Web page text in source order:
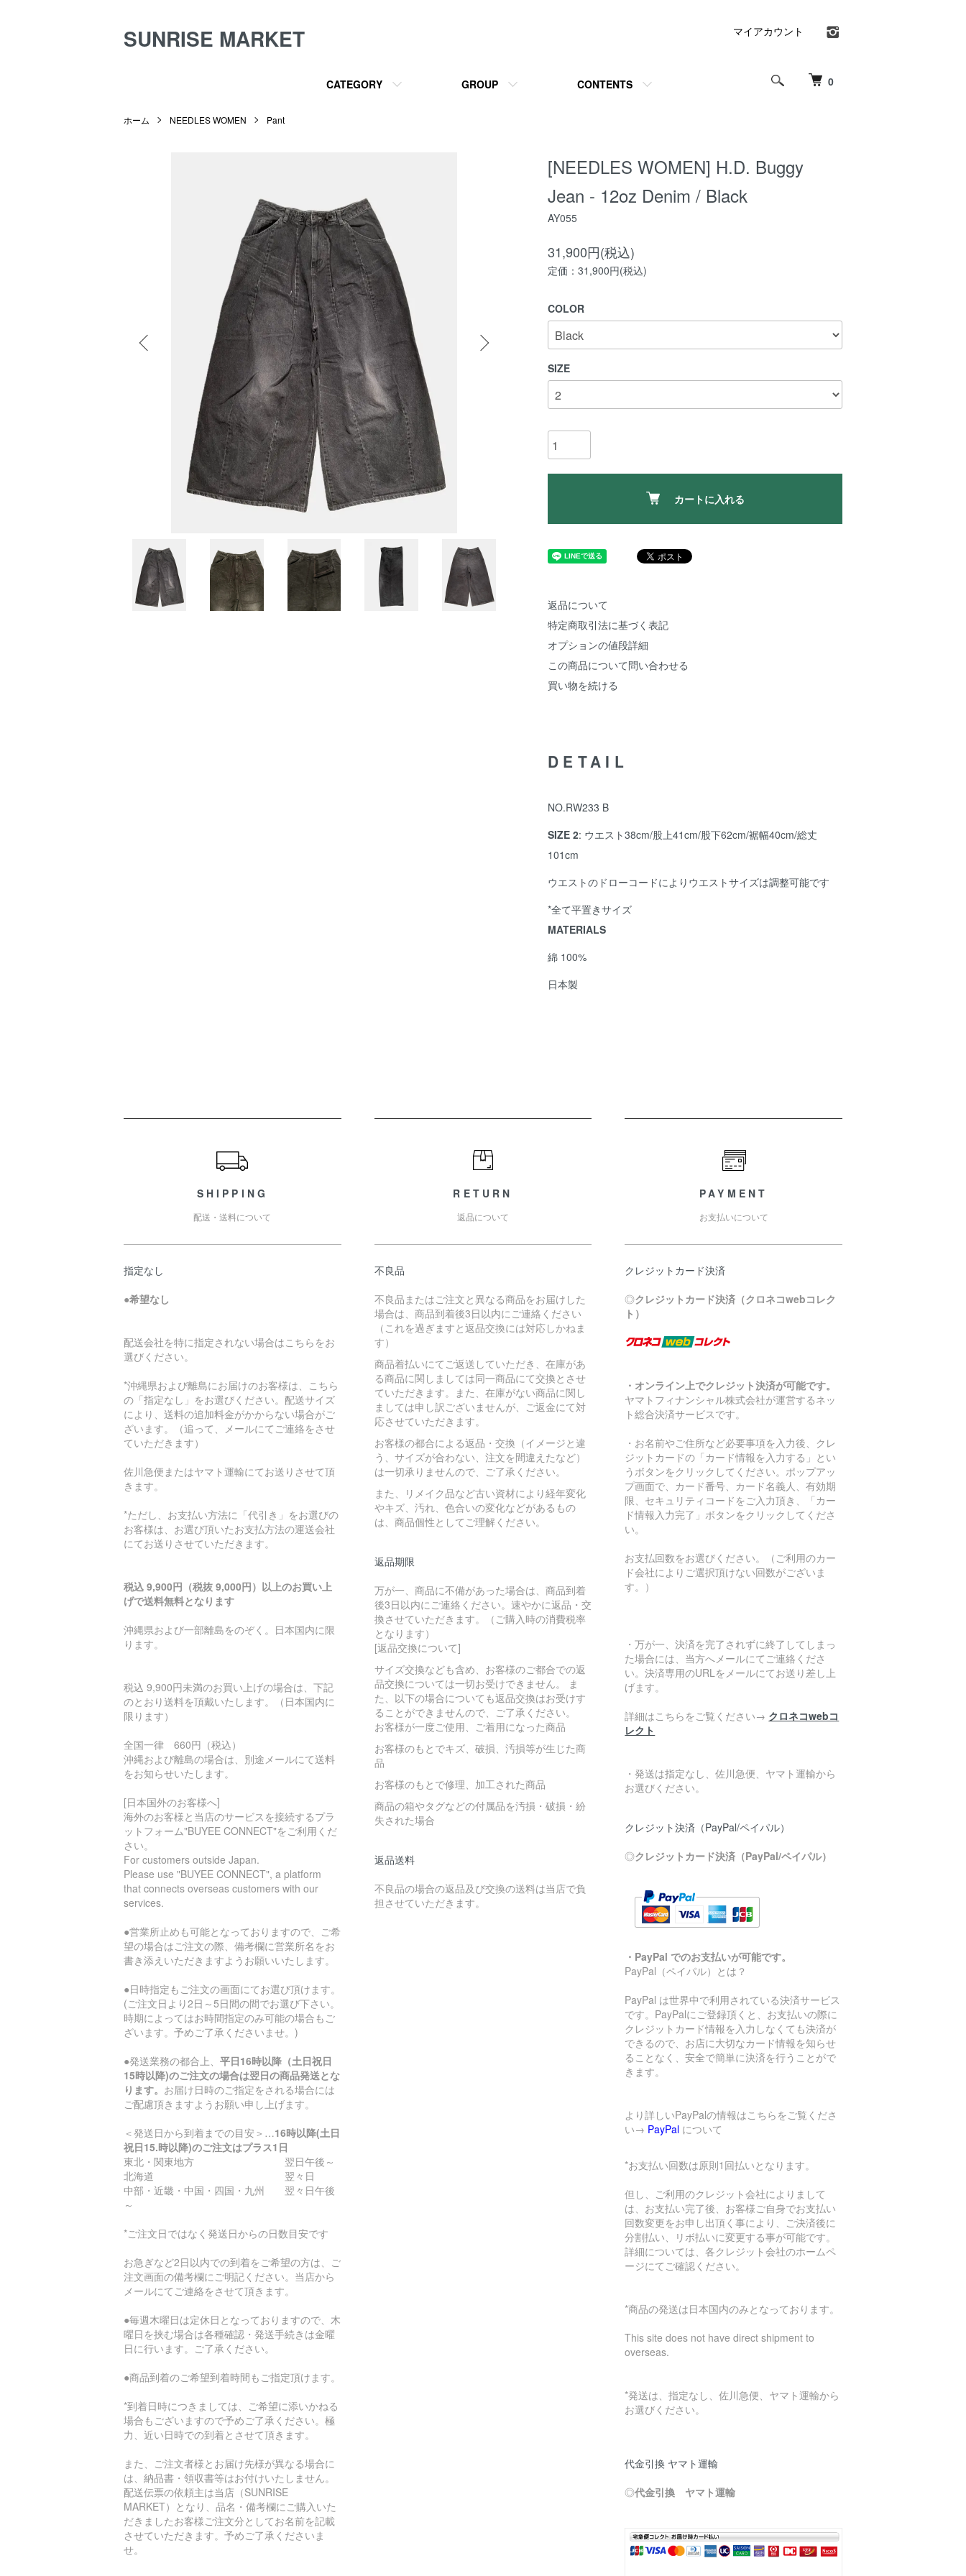
SUNRISE MARKET
0
CATEGORY GROUP CONTENTS
マイアカウント
ホーム NEEDLES WOMEN Pant
[NEEDLES WOMEN] H.D. Buggy
Jean - 12oz Denim / Black
AY055
31,900円(税込)
定価：31,900円(税込)
COLOR
SIZE
カートに入れる
返品について
特定商取引法に基づく表記
オプションの値段詳細
この商品について問い合わせる
買い物を続ける
DETAIL
NO.RW233 B
SIZE 2: ウエスト38cm/股上41cm/股下62cm/裾幅40cm/総丈
101cm
ウエストのドローコードによりウエストサイズは調整可能です
*全て平置きサイズ
MATERIALS
綿 100%
日本製
SHIPPING
配送・送料について
指定なし
●希望なし
配送会社を特に指定されない場合はこちらをお
選びください。
*沖縄県および離島にお届けのお客様は、こちら
の「指定なし」をお選びください。配送サイズ
により、送料の追加料金がかからない場合がご
ざいます。（追って、メールにてご連絡をさせ
ていただきます）
佐川急便またはヤマト運輸にてお送りさせて頂
きます。
*ただし、お支払い方法に「代引き」をお選びの
お客様は、お選び頂いたお支払方法の運送会社
にてお送りさせていただきます。
税込 9,900円（税抜 9,000円）以上のお買い上
げで送料無料となります
沖縄県および一部離島をのぞく。日本国内に限
ります。
税込 9,900円未満のお買い上げの場合は、下記
のとおり送料を頂戴いたします。（日本国内に
限ります）
全国一律 660円（税込）
沖縄および離島の場合は、別途メールにて送料
をお知らせいたします。
[日本国外のお客様へ]
海外のお客様と当店のサービスを接続するプラ
ットフォーム"BUYEE CONNECT"をご利用くだ
さい。
For customers outside Japan.
Please use "BUYEE CONNECT", a platform
that connects overseas customers with our
services.
●営業所止めも可能となっておりますので、ご希
望の場合はご注文の際、備考欄に営業所名をお
書き添えいただきますようお願いいたします。
●日時指定もご注文の画面にてお選び頂けます。
(ご注文日より2日～5日間の間でお選び下さい。
時期によってはお時間指定のみ可能の場合もご
ざいます。予めご了承くださいませ。)
●発送業務の都合上、 平日16時以降（土日祝日
15時以降)のご注文の場合は翌日の商品発送とな
ります。 お届け日時のご指定をされる場合には
ご配慮頂きますようお願い申し上げます。
＜発送日から到着までの目安＞…16時以降(土日
祝日15.時以降)のご注文はプラス1日
東北・関東地方 翌日午後～
北海道 翌々日
中部・近畿・中国・四国・九州 翌々日午後
～
*ご注文日ではなく発送日からの日数目安です
お急ぎなど2日以内での到着をご希望の方は、ご
注文画面の備考欄にご明記ください。当店から
メールにてご連絡をさせて頂きます。
●毎週木曜日は定休日となっておりますので、木
曜日を挟む場合は各種確認・発送手続きは金曜
日に行います。ご了承ください。
●商品到着のご希望到着時間もご指定頂けます。
*到着日時につきましては、ご希望に添いかねる
場合もございますので予めご了承ください。極
力、近い日時での到着とさせて頂きます。
また、ご注文者様とお届け先様が異なる場合に
は、納品書・領収書等はお付けいたしません。
配送伝票の依頼主は当店（SUNRISE
MARKET）となり、品名・備考欄にご購入いた
だきましたお客様ご注文分としてお名前を記載
させていただきます。予めご了承くださいま
せ。
RETURN
返品について
不良品
不良品またはご注文と異なる商品をお届けした
場合は、商品到着後3日以内にご連絡ください
（これを過ぎますと返品交換には対応しかねま
す）
商品着払いにてご返送していただき、在庫があ
る商品に関しましては同一商品にて交換とさせ
ていただきます。また、在庫がない商品に関し
ましては申し訳ございませんが、ご返金にて対
応させていただきます。
お客様の都合による返品・交換（イメージと違
う、サイズが合わない、注文を間違えたなど）
は一切承りませんので、ご了承ください。
また、リメイク品など古い資材により経年変化
やキズ、汚れ、色合いの変化などがあるもの
は、商品個性としてご理解ください。
返品期限
万が一、商品に不備があった場合は、商品到着
後3日以内にご連絡ください。速やかに返品・交
換させていただきます。（ご購入時の消費税率
となります）
[返品交換について]
サイズ交換なども含め、お客様のご都合での返
品交換については一切お受けできません。 ま
た、以下の場合についても返品交換はお受けす
ることができませんので、ご了承ください。
お客様が一度ご使用、ご着用になった商品
お客様のもとでキズ、破損、汚損等が生じた商
品
お客様のもとで修理、加工された商品
商品の箱やタグなどの付属品を汚損・破損・紛
失された場合
返品送料
不良品の場合の返品及び交換の送料は当店で負
担させていただきます。
PAYMENT
お支払いについて
クレジットカード決済
◎クレジットカード決済（クロネコwebコレク
ト）
・オンライン上でクレジット決済が可能です。
ヤマトフィナンシャル株式会社が運営するネッ
ト総合決済サービスです。
・お名前やご住所など必要事項を入力後、クレ
ジットカードの「カード情報を入力する」とい
うボタンをクリックしてください。ポップアッ
プ画面で、カード番号、カード名義人、有効期
限、セキュリティコードをご入力頂き、「カー
ド情報入力完了」ボタンをクリックしてくださ
い。
お支払回数をお選びください。（ご利用のカー
ド会社によりご選択頂けない回数がございま
す。）
・万が一、決済を完了されずに終了してしまっ
た場合には、当方へメールにてご連絡くださ
い。決済専用のURLをメールにてお送り差し上
げます。
詳細はこちらをご覧ください→ クロネコwebコ
レクト
・発送は指定なし、佐川急便、ヤマト運輸から
お選びください。
クレジット決済（PayPal/ペイパル）
◎クレジットカード決済（PayPal/ペイパル）
・PayPal でのお支払いが可能です。
PayPal（ペイパル）とは？
PayPal は世界中で利用されている決済サービス
です。PayPalにご登録頂くと、お支払いの際に
クレジットカード情報を入力しなくても決済が
できるので、お店に大切なカード情報を知らせ
ることなく、安全で簡単に決済を行うことがで
きます。
より詳しいPayPalの情報はこちらをご覧くださ
い→ PayPal について
*お支払い回数は原則1回払いとなります。
但し、ご利用のクレジット会社によりまして
は、お支払い完了後、お客様ご自身でお支払い
回数変更をお申し出頂く事により、ご決済後に
分割払い、リボ払いに変更する事が可能です。
詳細については、各クレジット会社のホームペ
ージにてご確認ください。
*商品の発送は日本国内のみとなっております。
This site does not have direct shipment to
overseas.
*発送は、指定なし、佐川急便、ヤマト運輸から
お選びください。
代金引換 ヤマト運輸
◎代金引換 ヤマト運輸